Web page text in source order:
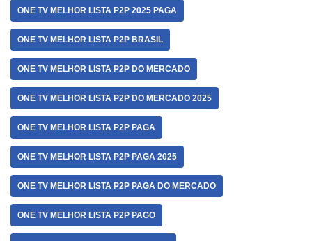
ONE TV MELHOR LISTA P2P 2025 PAGA
ONE TV MELHOR LISTA P2P BRASIL
ONE TV MELHOR LISTA P2P DO MERCADO
ONE TV MELHOR LISTA P2P DO MERCADO 2025
ONE TV MELHOR LISTA P2P PAGA
ONE TV MELHOR LISTA P2P PAGA 2025
ONE TV MELHOR LISTA P2P PAGA DO MERCADO
ONE TV MELHOR LISTA P2P PAGO